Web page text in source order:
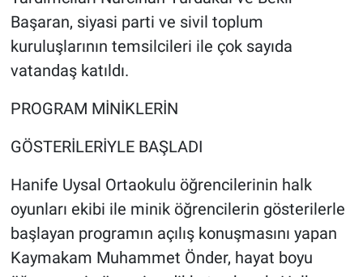
Başaran, siyasi parti ve sivil toplum
kuruluşlarının temsilcileri ile çok sayıda
vatandaş katıldı.
PROGRAM MİNİKLERİN
GÖSTERİLERİYLE BAŞLADI
Hanife Uysal Ortaokulu öğrencilerinin halk
oyunları ekibi ile minik öğrencilerin gösterilerle
başlayan programın açılış konuşmasını yapan
Kaymakam Muhammet Önder, hayat boyu